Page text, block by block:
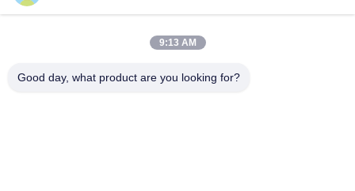
- Nein. Ich weiß nicht.38Huagang Road, Südgebiet,
9:13 AM
Good day, what product are you looking for?